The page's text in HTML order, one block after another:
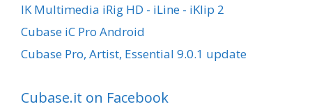
IK Multimedia iRig HD - iLine - iKlip 2
Cubase iC Pro Android
Cubase Pro, Artist, Essential 9.0.1 update
Cubase.it on Facebook